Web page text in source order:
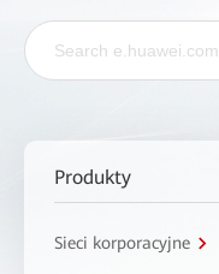
Produkty
Sieci korporacyjne